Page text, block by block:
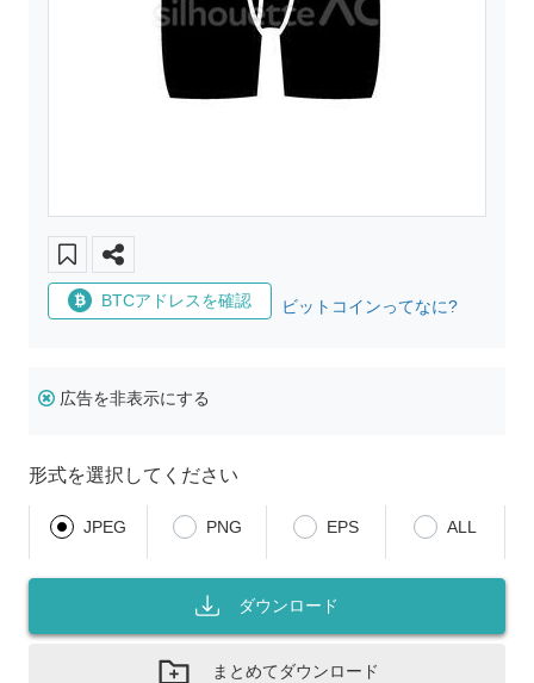
BTCアドレスを確認 ビットコインってなに?
広告を非表示にする
形式を選択してください
JPEG PNG EPS ALL
ダウンロード
まとめてダウンロード